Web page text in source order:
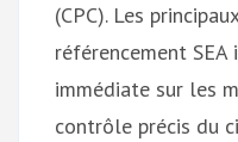
(CPC). Les
référencement
immédiate sur les
contrôle précis du